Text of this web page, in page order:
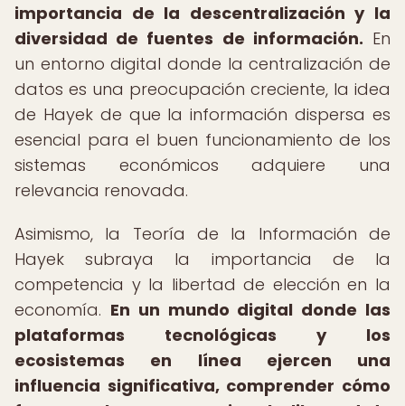
importancia de la descentralización y la
diversidad de fuentes de información. En
un entorno digital donde la centralización de
datos es una preocupación creciente, la idea
de Hayek de que la información dispersa es
esencial para el buen funcionamiento de los
sistemas económicos adquiere una
relevancia renovada.
Asimismo, la Teoría de la Información de
Hayek subraya la importancia de la
competencia y la libertad de elección en la
economía. En un mundo digital donde las
plataformas tecnológicas y los
ecosistemas en línea ejercen una
influencia significativa, comprender cómo